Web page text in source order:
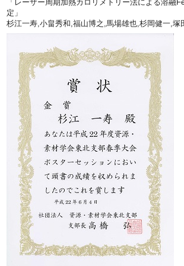
「レーザー周期加熱カロリメトリー法による溶融
定」
杉江一寿,小畠秀和,福山博之,馬場雄也,杉岡健一,塚